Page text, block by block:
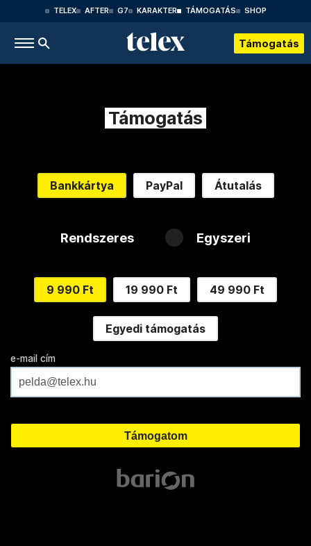
TELEX AFTER G7 KARAKTER TÁMOGATÁS SHOP
Támogatás
Támogatás
Bankkártya PayPal Átutalás
Rendszeres Egyszeri
9 990 Ft 19 990 Ft 49 990 Ft
Egyedi támogatás
e-mail cím